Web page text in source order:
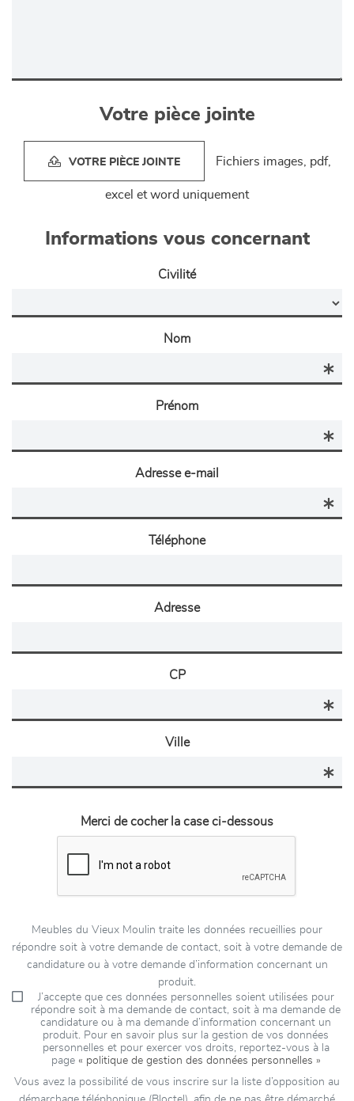
Votre pièce jointe
VOTRE PIÈCE JOINTE Fichiers images, pdf,
excel et word uniquement
Informations vous concernant
Civilité
Nom
Prénom
Adresse e-mail
Téléphone
Adresse
CP
Ville
Merci de cocher la case ci-dessous
Meubles du Vieux Moulin traite les données recueillies pour
répondre soit à votre demande de contact, soit à votre demande de
candidature ou à votre demande d’information concernant un
produit.
J’accepte que ces données personnelles soient utilisées pour
répondre soit à ma demande de contact, soit à ma demande de
candidature ou à ma demande d’information concernant un
produit. Pour en savoir plus sur la gestion de vos données
personnelles et pour exercer vos droits, reportez-vous à la
page « politique de gestion des données personnelles »
Vous avez la possibilité de vous inscrire sur la liste d’opposition au